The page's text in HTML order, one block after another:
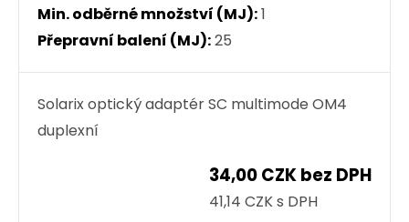
Min. odběrné množství (MJ):1
Přepravní balení (MJ):25
Solarix optický adaptér SC multimode OM4
duplexní
34,00 CZK bez DPH
41,14 CZK s DPH